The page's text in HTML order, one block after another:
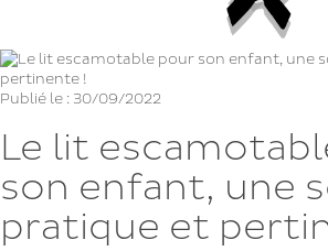
Publié le : 30/09/2022
Le lit
son enfant, une
pratique et